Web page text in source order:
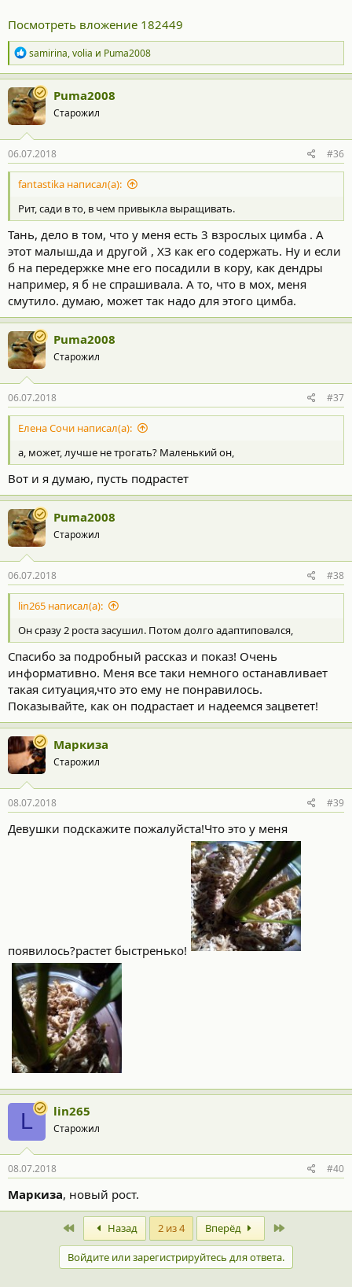
Посмотреть вложение 182449
Р
е
а
к
ц
и
и
:
samirina,volia и Puma2008
Puma2008
Старожил
06.07.2018 #36
fantastika написал(а):
Рит, сади в то, в чем привыкла выращивать.
Тань, дело в том, что у меня есть 3 взрослых цимба . А
этот малыш,да и другой , ХЗ как его содержать. Ну и если
б на передержке мне его посадили в кору, как дендры
например, я б не спрашивала. А то, что в мох, меня
смутило. думаю, может так надо для этого цимба.
Puma2008
Старожил
06.07.2018 #37
Елена Сочи написал(а):
а, может, лучше не трогать? Маленький он,
Вот и я думаю, пусть подрастет
Puma2008
Старожил
06.07.2018 #38
lin265 написал(а):
Он сразу 2 роста засушил. Потом долго адаптиповался,
Спасибо за подробный рассказ и показ! Очень
информативно. Меня все таки немного останавливает
такая ситуация,что это ему не понравилось.
Показывайте, как он подрастает и надеемся зацветет!
Маркиза
Старожил
08.07.2018 #39
Девушки подскажите пожалуйста!Что это у меня
появилось?растет быстренько!
L lin265
Старожил
08.07.2018 #40
Маркиза, новый рост.
First Назад 2 из 4 Вперёд
Войдите или зарегистрируйтесь для ответа.